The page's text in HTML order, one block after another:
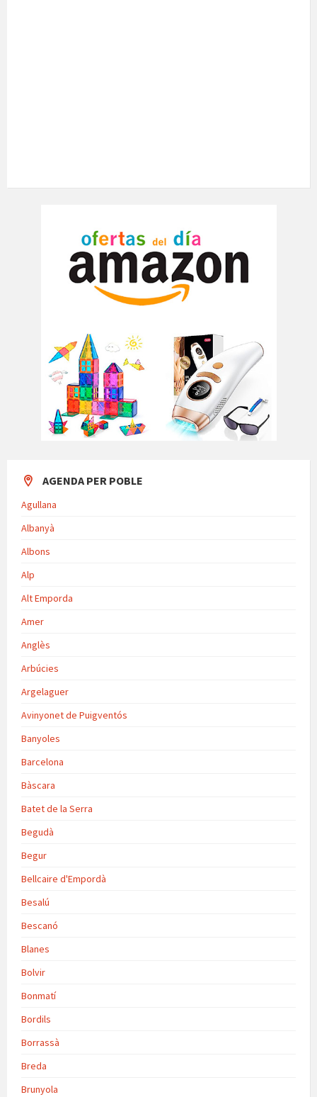
AGENDA PER POBLE
Agullana
Albanyà
Albons
Alp
Alt Emporda
Amer
Anglès
Arbúcies
Argelaguer
Avinyonet de Puigventós
Banyoles
Barcelona
Bàscara
Batet de la Serra
Begudà
Begur
Bellcaire d'Empordà
Besalú
Bescanó
Blanes
Bolvir
Bonmatí
Bordils
Borrassà
Breda
Brunyola